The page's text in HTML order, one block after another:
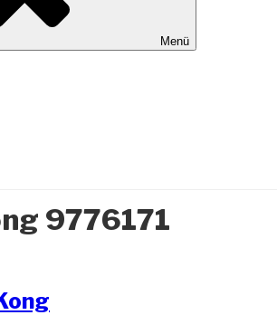
Menü
9776171